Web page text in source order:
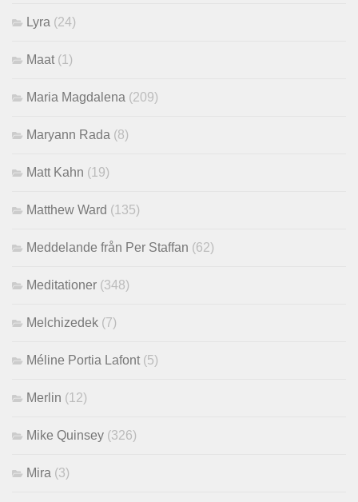
Lyra (24)
Maat (1)
Maria Magdalena (209)
Maryann Rada (8)
Matt Kahn (19)
Matthew Ward (135)
Meddelande från Per Staffan (62)
Meditationer (348)
Melchizedek (7)
Méline Portia Lafont (5)
Merlin (12)
Mike Quinsey (326)
Mira (3)